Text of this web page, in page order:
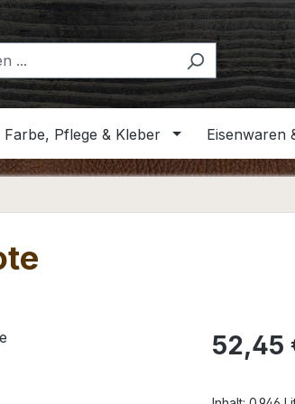
Farbe, Pflege & Kleber Eisenwaren
Regulärer
52,45